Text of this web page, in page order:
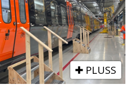
PLUSS